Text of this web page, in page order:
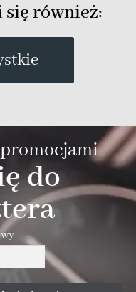
się również:
do